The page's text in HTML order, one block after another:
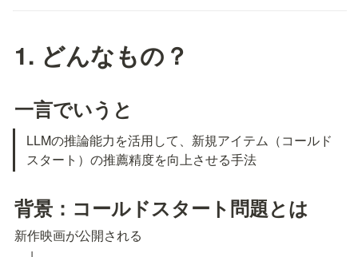
1. どんなもの？
一言でいうと
LLMの推論能力を活用して、新規アイテム（コールド
スタート）の推薦精度を向上させる手法
背景：コールドスタート問題とは
新作映画が公開される